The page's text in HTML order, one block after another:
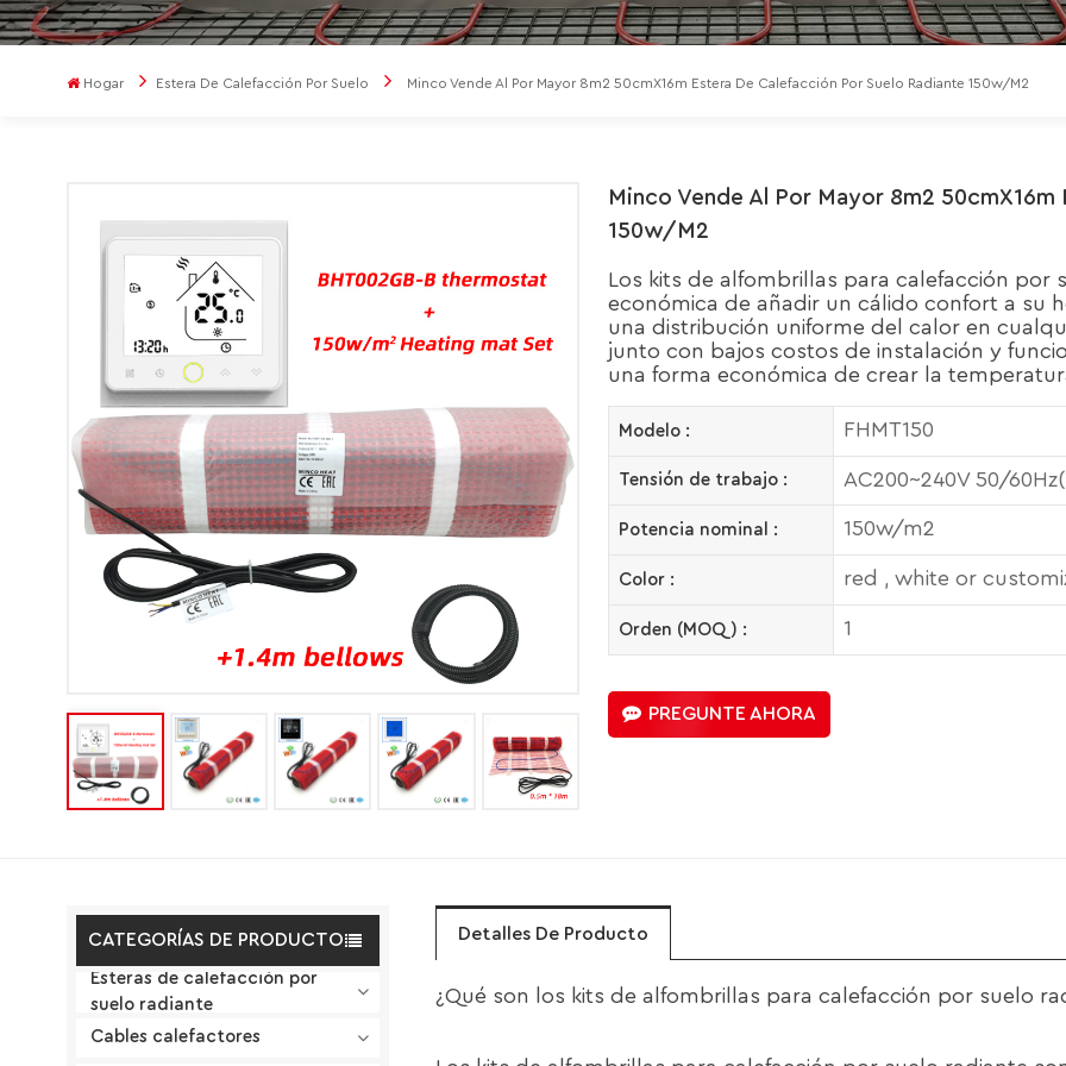
Hogar Estera De Calefacción Por Suelo Minco Vende Al Por Mayor 8m2 50cmX16m Estera De Calefacción Por Suelo Radiante 150w/m2
Minco Vende Al Por Mayor 8m2
150w/m2
Los kits de alfombrillas para calefacción
económica de añadir un cálido confort a su
una distribución uniforme del calor en
junto con bajos costos de instalación y
una forma económica de crear la
Modelo : FHMT150
Tensión de trabajo : AC200~240V 50/
Potencia nominal : 150w/m2
Color : red , white or
Orden (MOQ) : 1
PREGUNTE AHORA
CATEGORÍAS DE PRODUCTO
Esteras de calefacción por
suelo radiante
Cables calefactores
Detalles De Producto
¿Qué son los kits de alfombrillas para calefacción por suelo